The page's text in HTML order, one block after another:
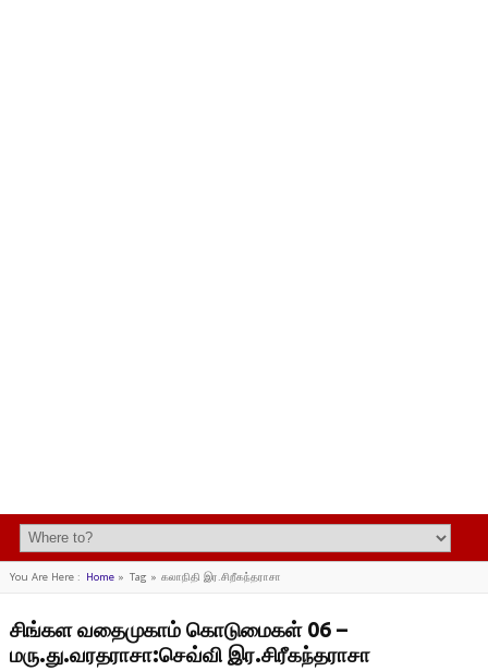
You Are Here : Home» Tag » கலாநிதி இர.சிறீகந்தராசா
சிங்கள வதைமுகாம் கொடுமைகள் 06 –
மரு.து.வரதராசா:செவ்வி இர.சிரீகந்தராசா